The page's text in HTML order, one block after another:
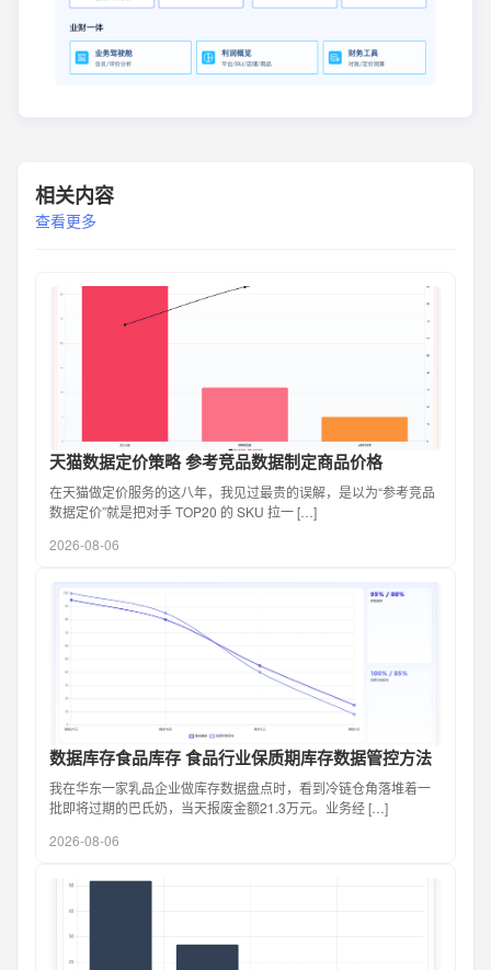
相关内容
查看更多
天猫数据定价策略 参考竞品数据制定商品价格
在天猫做定价服务的这八年，我见过最贵的误解，是以为“参考竞品
数据定价”就是把对手 TOP20 的 SKU 拉一 […]
2026-08-06
数据库存食品库存 食品行业保质期库存数据管控方法
我在华东一家乳品企业做库存数据盘点时，看到冷链仓角落堆着一
批即将过期的巴氏奶，当天报废金额21.3万元。业务经 […]
2026-08-06